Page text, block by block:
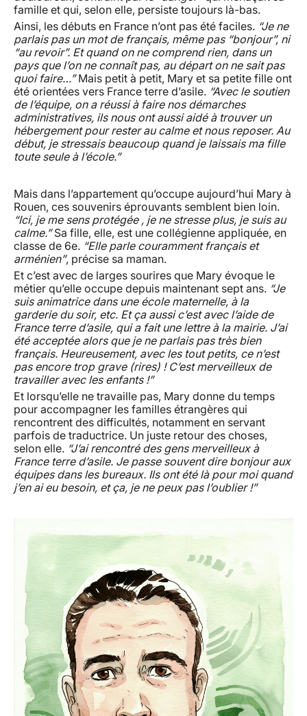
famille et qui, selon elle, persiste toujours là-bas.
Ainsi, les débuts en France n’ont pas été faciles. “Je ne
parlais pas un mot de français, même pas “bonjour”, ni
“au revoir”. Et quand on ne comprend rien, dans un
pays que l’on ne connaît pas, au départ on ne sait pas
quoi faire…”Mais petit à petit, Mary et sa petite fille ont
été orientées vers France terre d’asile. “Avec le soutien
de l’équipe, on a réussi à faire nos démarches
administratives, ils nous ont aussi aidé à trouver un
hébergement pour rester au calme et nous reposer. Au
début, je stressais beaucoup quand je laissais ma fille
toute seule à l’école.”
Mais dans l’appartement qu’occupe aujourd’hui Mary à
Rouen, ces souvenirs éprouvants semblent bien loin.
“Ici, je me sens protégée , je ne stresse plus, je suis au
calme.”Sa fille, elle, est une collégienne appliquée, en
classe de 6e. “Elle parle couramment français et
arménien”, précise sa maman.
Et c’est avec de larges sourires que Mary évoque le
métier qu’elle occupe depuis maintenant sept ans. “Je
suis animatrice dans une école maternelle, à la
garderie du soir, etc. Et ça aussi c’est avec l’aide de
France terre d’asile, qui a fait une lettre à la mairie. J’ai
été acceptée alors que je ne parlais pas très bien
français. Heureusement, avec les tout petits, ce n’est
pas encore trop grave (rires) ! C’est merveilleux de
travailler avec les enfants !”
Et lorsqu’elle ne travaille pas, Mary donne du temps
pour accompagner les familles étrangères qui
rencontrent des difficultés, notamment en servant
parfois de traductrice. Un juste retour des choses,
selon elle. “J’ai rencontré des gens merveilleux à
France terre d’asile. Je passe souvent dire bonjour aux
équipes dans les bureaux. Ils ont été là pour moi quand
j’en ai eu besoin, et ça, je ne peux pas l’oublier !”